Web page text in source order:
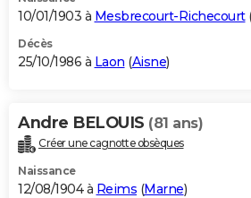
10/01/1903 à Mesbrecourt-Richecourt
Décès
25/10/1986 à Laon (Aisne)
Andre BELOUIS (81 ans)
Créer une cagnotte obsèques
Naissance
12/08/1904 à Reims (Marne)